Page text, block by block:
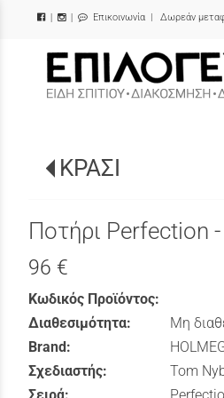
| Επικοινωνία | Δωρεάν
/
ΚΡΑΣΙ
Ποτήρι Perfection
96 €
Κωδικός Προϊόντος:
Διαθεσιμότητα:
Μη
Brand:
Σχεδιαστής:
Tom